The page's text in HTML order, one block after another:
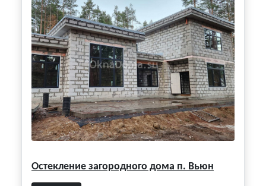
Остекление загородного дома п. Вьюн